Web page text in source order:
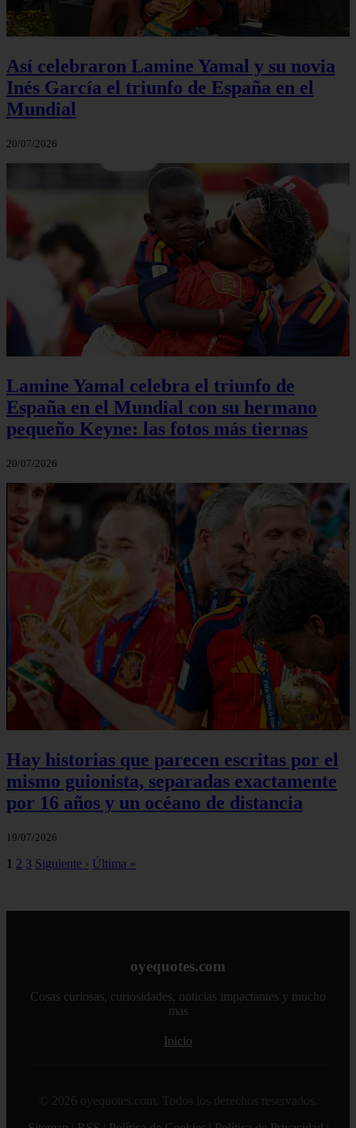
Así celebraron Lamine Yamal y su novia
Inés García el triunfo de España en el
Mundial
20/07/2026
Lamine Yamal celebra el triunfo de
España en el Mundial con su hermano
pequeño Keyne: las fotos más tiernas
20/07/2026
Hay historias que parecen escritas por el
mismo guionista, separadas exactamente
por 16 años y un océano de distancia
19/07/2026
1 2 3 Siguiente › Última »
oyequotes.com
Cosas curiosas, curiosidades, noticias impactantes y mucho
mas
Inicio
© 2026 oyequotes.com. Todos los derechos reservados.